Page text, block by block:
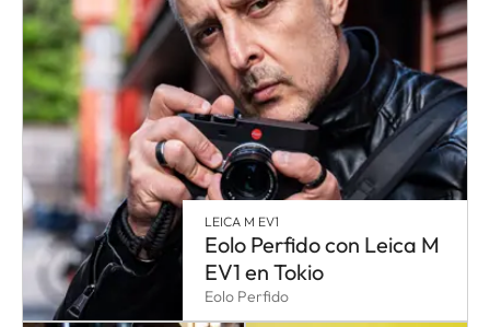
LEICA M EV1
Eolo Perfido con Leica M
EV1 en Tokio
Eolo Perfido